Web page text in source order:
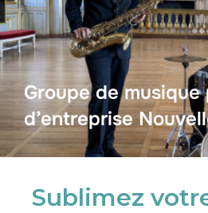
Groupe de
d’entreprise
Sublimez